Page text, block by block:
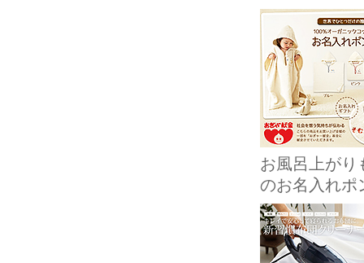
お風呂上がり
のお名入れポ